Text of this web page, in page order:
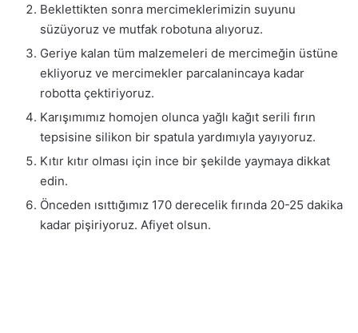
Beklettikten sonra mercimeklerimizin suyunu
süzüyoruz ve mutfak robotuna alıyoruz.
Geriye kalan tüm malzemeleri de mercimeğin üstüne
ekliyoruz ve mercimekler parcalanincaya kadar
robotta çektiriyoruz.
Karışımımız homojen olunca yağlı kağıt serili fırın
tepsisine silikon bir spatula yardımıyla yayıyoruz.
Kıtır kıtır olması için ince bir şekilde yaymaya dikkat
edin.
Önceden ısıttığımız 170 derecelik fırında 20-25 dakika
kadar pişiriyoruz. Afiyet olsun.